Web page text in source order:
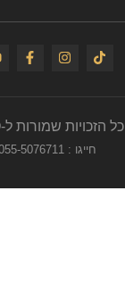
כל הזכויות שמורות ל-HTO
חייגו : 055-5076711